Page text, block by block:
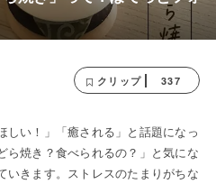
クリップ 337
い！」「癒される」と話題になっ
ら焼き？食べられるの？」と気にな
いきます。ストレスのたまりがちな